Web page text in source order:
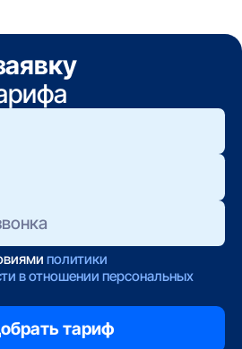
политики
в отношении персональных